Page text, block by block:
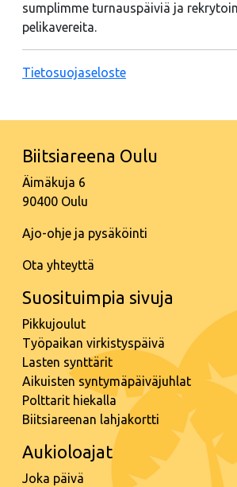
sumplimme turnauspäiviä ja
pelikavereita.
Tietosuojaseloste
Biitsiareena Oulu
Äimäkuja 6
90400 Oulu
Ajo-ohje ja pysäköinti
Ota yhteyttä
Suosituimpia sivuja
Pikkujoulut
Työpaikan virkistyspäivä
Lasten synttärit
Aikuisten syntymäpäiväjuhlat
Polttarit hiekalla
Biitsiareenan lahjakortti
Aukioloajat
Joka päivä